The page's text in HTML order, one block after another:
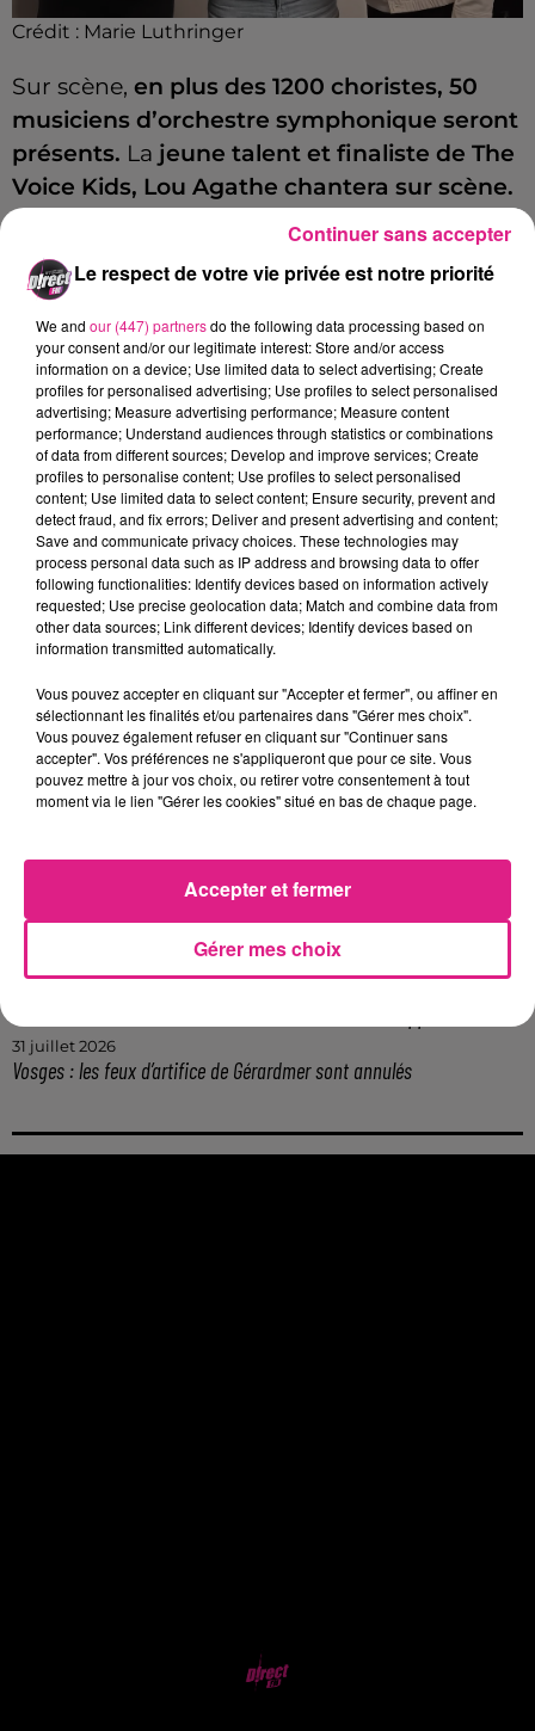
Crédit : Marie Luthringer
Sur scène, en plus des 1200 choristes, 50
musiciens d’orchestre symphonique seront
présents. La jeune talent et finaliste de The
Voice Kids, Lou Agathe chantera sur scène.
« Une petite graine de talent », selon Jacky
Locks. Ils interpréteront « Au Chœur des
Jeux », un spectacle musical sur l’olympisme.
Jacky Locks est au micro de D!rect Fm pour
Marie Luthringer.
Jacky Locks, au micro de D!rect FM pour Marie
Luthringer
Crédit :Marie Luthringer
FIL ACTUS
Lorraine : une journée pas comme les autres au Parc animalier de...
6 août 2026
Metz : une distribution de lunette gratuite pour voir l’éclipse
5 août 2026
Casting de Woof : l'Euro-Métropole de Metz part à la recherche de...
Officiel : le lac de Madine reporte son feu d’artifice
Eclipse Solaire du 12 août : où voir ce phénomène en Lorraine ?
31 juillet 2026
Vosges : les feux d’artifice de Gérardmer sont annulés
Le respect de votre vie privée est notre priorité
We and our (447) partnersdo the following data processing based on
your consent and/or our legitimate interest: Store and/or access
information on a device; Use limited data to select advertising; Create
profiles for personalised advertising; Use profiles to select personalised
advertising; Measure advertising performance; Measure content
performance; Understand audiences through statistics or combinations
of data from different sources; Develop and improve services; Create
profiles to personalise content; Use profiles to select personalised
content; Use limited data to select content; Ensure security, prevent and
detect fraud, and fix errors; Deliver and present advertising and content;
Save and communicate privacy choices. These technologies may
process personal data such as IP address and browsing data to offer
following functionalities: Identify devices based on information actively
requested; Use precise geolocation data; Match and combine data from
other data sources; Link different devices; Identify devices based on
information transmitted automatically.
Vous pouvez accepter en cliquant sur "Accepter et fermer", ou affiner en
sélectionnant les finalités et/ou partenaires dans "Gérer mes choix".
Vous pouvez également refuser en cliquant sur "Continuer sans
accepter". Vos préférences ne s'appliqueront que pour ce site. Vous
pouvez mettre à jour vos choix, ou retirer votre consentement à tout
moment via le lien "Gérer les cookies" situé en bas de chaque page.
Gérer mes choix
Accepter et fermer
Continuer sans accepter